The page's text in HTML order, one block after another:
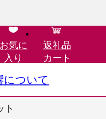
お気に
入り
返礼品
カート
について
ト